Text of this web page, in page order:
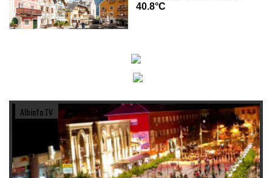
40.8°C
Albinfo.TV